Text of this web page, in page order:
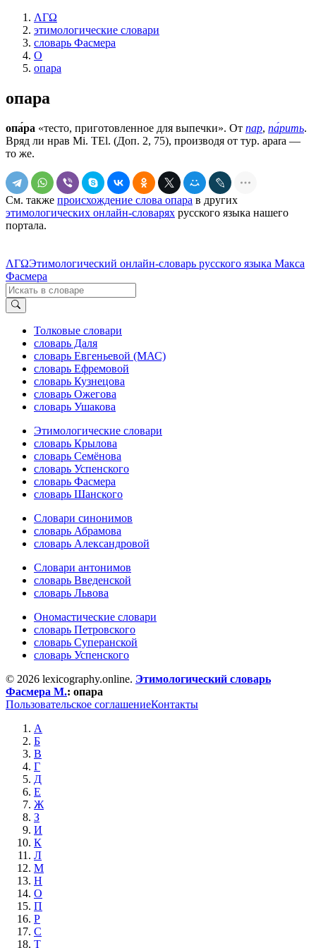
ΛΓΩ
этимологические словари
словарь Фасмера
О
опара
опара
опа́ра «тесто, приготовленное для выпечки». От пар, па́рить.
Вряд ли нрав Мi. ТЕl. (Доп. 2, 75), производя от тур. араrа —
то же.
См. также происхождение слова опара в других
этимологических онлайн-словарях русского языка нашего
портала.
ΛΓΩЭтимологический онлайн-словарь русского языка Макса
Фасмера
Толковые словари
словарь Даля
словарь Евгеньевой (МАС)
словарь Ефремовой
словарь Кузнецова
словарь Ожегова
словарь Ушакова
Этимологические словари
словарь Крылова
словарь Семёнова
словарь Успенского
словарь Фасмера
словарь Шанского
Словари синонимов
словарь Абрамова
словарь Александровой
Словари антонимов
словарь Введенской
словарь Львова
Ономастические словари
словарь Петровского
словарь Суперанской
словарь Успенского
© 2026 lexicography.online. Этимологический словарь
Фасмера М.: опара
Пользовательское соглашениеКонтакты
А
Б
В
Г
Д
Е
Ж
З
И
К
Л
М
Н
О
П
Р
С
Т